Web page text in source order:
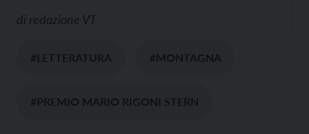
di redazione VT
#LETTERATURA #MONTAGNA
#PREMIO MARIO RIGONI STERN